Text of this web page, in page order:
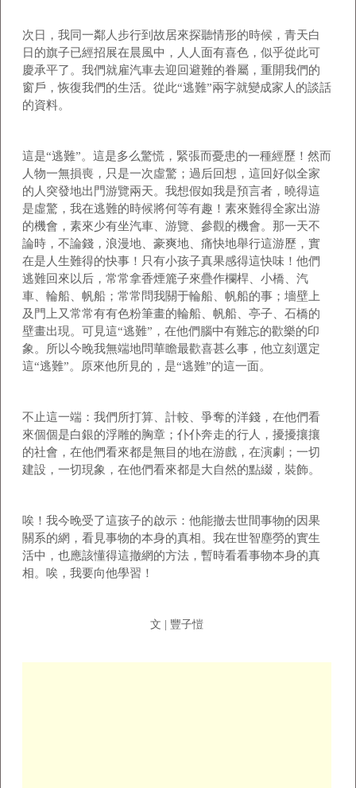
次日，我同一鄰人步行到故居來探聽情形的時候，青天白
日的旗子已經招展在晨風中，人人面有喜色，似乎從此可
慶承平了。我們就雇汽車去迎回避難的眷屬，重開我們的
窗戶，恢復我們的生活。從此“逃難”兩字就變成家人的談話
的資料。
這是“逃難”。這是多么驚慌，緊張而憂患的一種經歷！然而
人物一無損喪，只是一次虛驚；過后回想，這回好似全家
的人突發地出門游覽兩天。我想假如我是預言者，曉得這
是虛驚，我在逃難的時候將何等有趣！素來難得全家出游
的機會，素來少有坐汽車、游覽、參觀的機會。那一天不
論時，不論錢，浪漫地、豪爽地、痛快地舉行這游歷，實
在是人生難得的快事！只有小孩子真果感得這快味！他們
逃難回來以后，常常拿香煙簏子來疊作欄桿、小橋、汽
車、輪船、帆船；常常問我關于輪船、帆船的事；墻壁上
及門上又常常有有色粉筆畫的輪船、帆船、亭子、石橋的
壁畫出現。可見這“逃難”，在他們腦中有難忘的歡樂的印
象。所以今晚我無端地問華瞻最歡喜甚么事，他立刻選定
這“逃難”。原來他所見的，是“逃難”的這一面。
不止這一端：我們所打算、計較、爭奪的洋錢，在他們看
來個個是白銀的浮雕的胸章；仆仆奔走的行人，擾擾攘攘
的社會，在他們看來都是無目的地在游戲，在演劇；一切
建設，一切現象，在他們看來都是大自然的點綴，裝飾。
唉！我今晚受了這孩子的啟示：他能撤去世間事物的因果
關系的網，看見事物的本身的真相。我在世智塵勞的實生
活中，也應該懂得這撤網的方法，暫時看看事物本身的真
相。唉，我要向他學習！
文 | 豐子愷